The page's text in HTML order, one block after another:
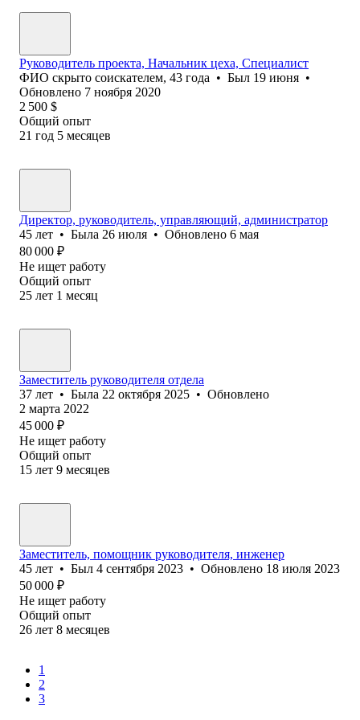
Руководитель проекта, Начальник цеха, Специалист
ФИО скрыто соискателем, 43 года • Был 19 июня •
Обновлено 7 ноября 2020
2 500 $
Общий опыт
21 год 5 месяцев
Директор, руководитель, управляющий, администратор
45 лет • Была 26 июля • Обновлено 6 мая
80 000 ₽
Не ищет работу
Общий опыт
25 лет 1 месяц
Заместитель руководителя отдела
37 лет • Была 22 октября 2025 • Обновлено
2 марта 2022
45 000 ₽
Не ищет работу
Общий опыт
15 лет 9 месяцев
Заместитель, помощник руководителя, инженер
45 лет • Был 4 сентября 2023 • Обновлено 18 июля 2023
50 000 ₽
Не ищет работу
Общий опыт
26 лет 8 месяцев
1
2
3